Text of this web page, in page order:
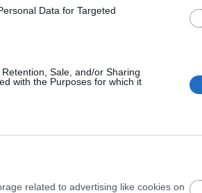
Data for Targeted
Sale, and/or Sharing
with the Purposes for which it
related to advertising like cookies on
Vai al diario
Gaeta, Reggia di Caserta,
Marina, Velia, Palinuro, Maratea,